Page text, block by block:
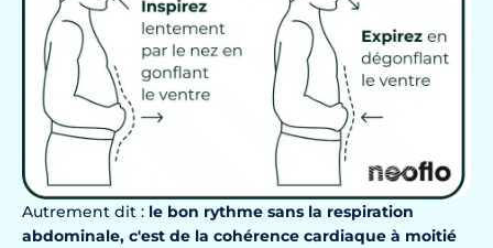
Autrement dit : le bon rythme sans la respiration
abdominale, c'est de la cohérence cardiaque à moitié